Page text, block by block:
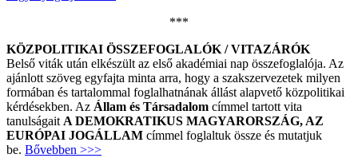
***
KÖZPOLITIKAI ÖSSZEFOGLALÓK / VITAZÁRÓK
Belső viták után elkészült az első akadémiai nap összefoglalója. Az
ajánlott szöveg egyfajta minta arra, hogy a szakszervezetek milyen
formában és tartalommal foglalhatnának állást alapvető közpolitikai
kérdésekben. Az Állam és Társadalom címmel tartott vita
tanulságait A DEMOKRATIKUS MAGYARORSZÁG, AZ
EURÓPAI JOGÁLLAM címmel foglaltuk össze és mutatjuk
be. Bővebben >>>